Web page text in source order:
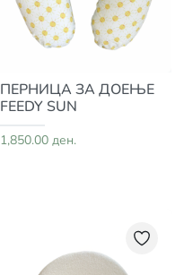
ПЕРНИЦА ЗА ДОЕЊЕ
FEEDY SUN
1,850.00 ден.